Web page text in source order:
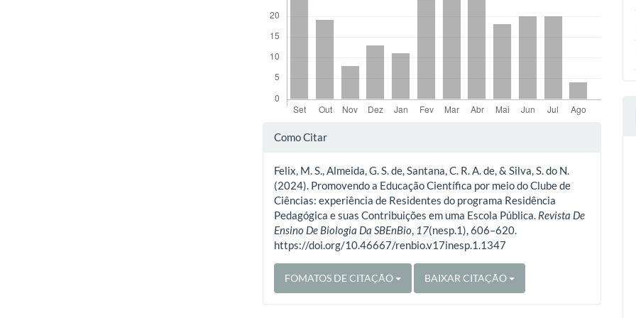
Detalhes
artigo
Como Citar
Felix, M. S., Almeida, G. S. de, Santana, C. R. A. de, & Silva, S. do N.
(2024). Promovendo a Educação Científica por meio do Clube de
Ciências: experiência de Residentes do programa Residência
Pedagógica e suas Contribuições em uma Escola Pública. Revista De
Ensino De Biologia Da SBEnBio, 17(nesp.1), 606–620.
https://doi.org/10.46667/renbio.v17inesp.1.1347
FOMATOS DE CITAÇÃO BAIXAR CITAÇÃO